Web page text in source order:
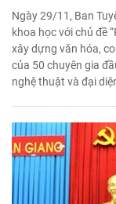
Ngày 29/11, Ban
khoa học với chủ đề
xây dựng văn hóa,
của 50 chuyên gia
nghệ thuật và đại